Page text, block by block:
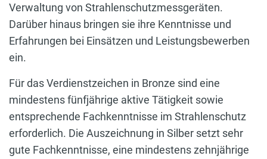
Verwaltung von Strahlenschutzmessgeräten.
Darüber hinaus bringen sie ihre Kenntnisse und
Erfahrungen bei Einsätzen und Leistungsbewerben
ein.
Für das Verdienstzeichen in Bronze sind eine
mindestens fünfjährige aktive Tätigkeit sowie
entsprechende Fachkenntnisse im Strahlenschutz
erforderlich. Die Auszeichnung in Silber setzt sehr
gute Fachkenntnisse, eine mindestens zehnjährige